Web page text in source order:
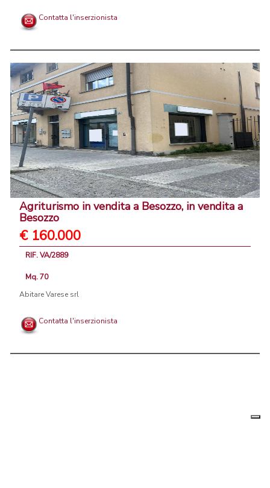
Contatta l'inserzionista
Agriturismo in vendita a Besozzo, in vendita a
Besozzo
€ 160.000
RIF. VA/2889
Mq. 70
Abitare Varese srl
Contatta l'inserzionista